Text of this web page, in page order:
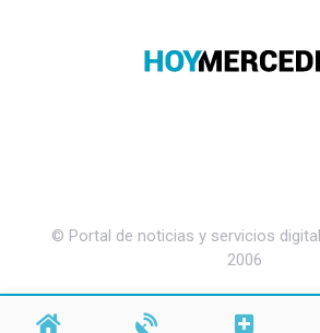
© Portal de noticias y servicios
2006